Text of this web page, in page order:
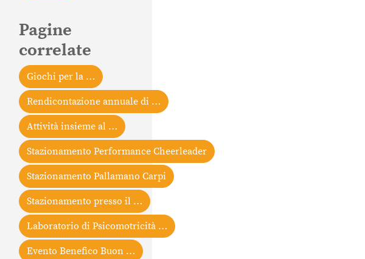
Pagine
correlate
Giochi per la …
Rendicontazione annuale di …
Attività insieme al …
Stazionamento Performance Cheerleader
Stazionamento Pallamano Carpi
Stazionamento presso il …
Laboratorio di Psicomotricità …
Evento Benefico Buon …